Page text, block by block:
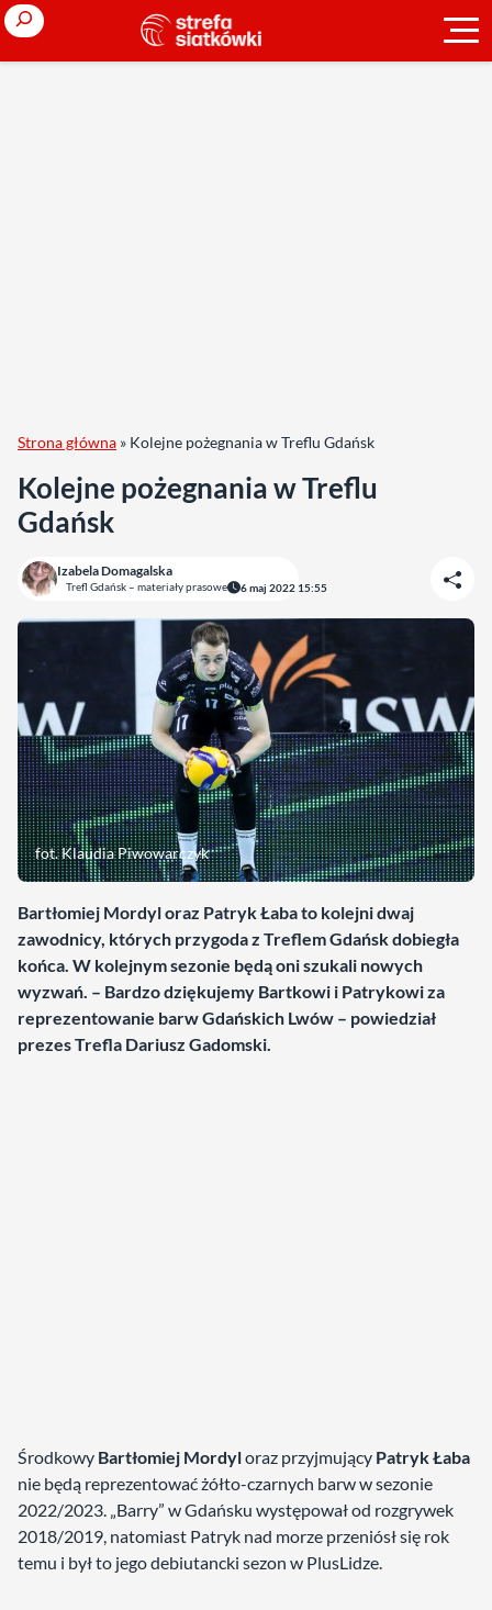
Search
Strona główna » Kolejne pożegnania w Treflu Gdańsk
Kolejne pożegnania w Treflu
Gdańsk
Izabela Domagalska
Trefl Gdańsk – materiały prasowe 6 maj 2022 15:55
fot. Klaudia Piwowarczyk
Bartłomiej Mordyl oraz Patryk Łaba to kolejni dwaj
zawodnicy, których przygoda z Treflem Gdańsk dobiegła
końca. W kolejnym sezonie będą oni szukali nowych
wyzwań. – Bardzo dziękujemy Bartkowi i Patrykowi za
reprezentowanie barw Gdańskich Lwów – powiedział
prezes Trefla Dariusz Gadomski.
Środkowy Bartłomiej Mordyloraz przyjmujący Patryk Łaba
nie będą reprezentować żółto-czarnych barw w sezonie
2022/2023. „Barry” w Gdańsku występował od rozgrywek
2018/2019, natomiast Patryk nad morze przeniósł się rok
temu i był to jego debiutancki sezon w PlusLidze.